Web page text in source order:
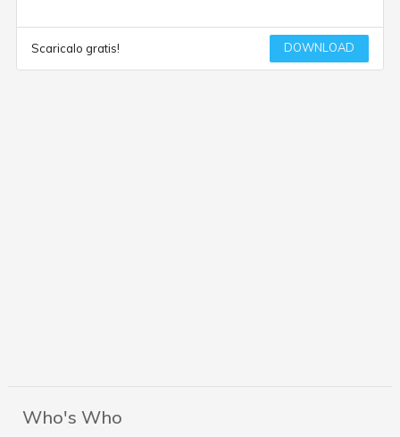
Scaricalo gratis! DOWNLOAD
Who's Who